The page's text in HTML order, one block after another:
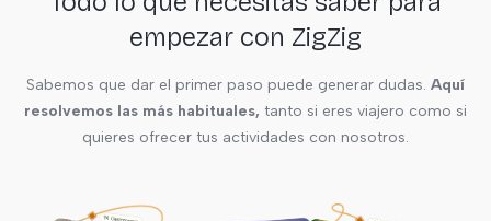
empezar con ZigZig
Sabemos que dar el primer paso puede generar dudas. Aquí
resolvemos las más habituales, tanto si eres viajero como si
quieres ofrecer tus actividades con nosotros.